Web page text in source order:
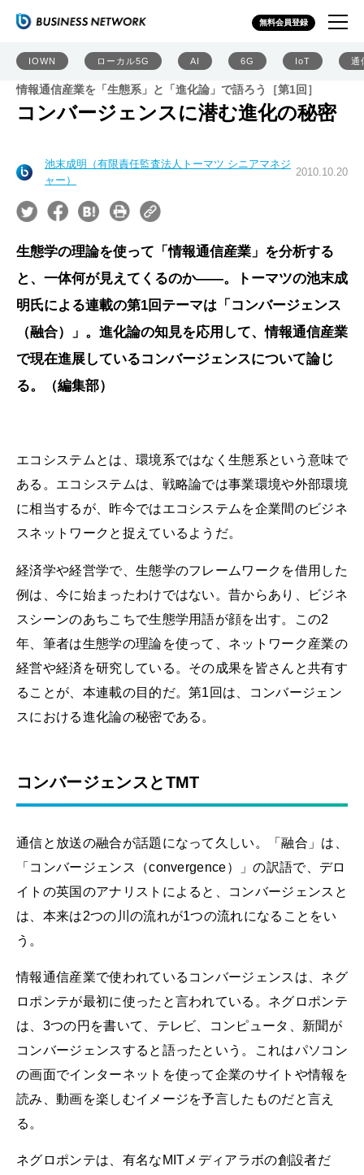
無料会員登録
IOWN ローカル5G AI 6G IoT 通
情報通信産業を「生態系」と「進化論」で語ろう［第1回］
コンバージェンスに潜む進化の秘密
池末成明（有限責任監査法人トーマツ シニアマネジ
ャー）
2010.10.20
生態学の理論を使って「情報通信産業」を分析する
と、一体何が見えてくるのか――。トーマツの池末成
明氏による連載の第1回テーマは「コンバージェンス
（融合）」。進化論の知見を応用して、情報通信産業
で現在進展しているコンバージェンスについて論じ
る。（編集部）
エコシステムとは、環境系ではなく生態系という意味で
ある。エコシステムは、戦略論では事業環境や外部環境
に相当するが、昨今ではエコシステムを企業間のビジネ
スネットワークと捉えているようだ。
経済学や経営学で、生態学のフレームワークを借用した
例は、今に始まったわけではない。昔からあり、ビジネ
スシーンのあちこちで生態学用語が顔を出す。この2
年、筆者は生態学の理論を使って、ネットワーク産業の
経営や経済を研究している。その成果を皆さんと共有す
ることが、本連載の目的だ。第1回は、コンバージェン
スにおける進化論の秘密である。
コンバージェンスとTMT
通信と放送の融合が話題になって久しい。「融合」は、
「コンバージェンス（convergence）」の訳語で、デロ
イトの英国のアナリストによると、コンバージェンスと
は、本来は2つの川の流れが1つの流れになることをい
う。
情報通信産業で使われているコンバージェンスは、ネグ
ロポンテが最初に使ったと言われている。ネグロポンテ
は、3つの円を書いて、テレビ、コンピュータ、新聞が
コンバージェンスすると語ったという。これはパソコン
の画面でインターネットを使って企業のサイトや情報を
読み、動画を楽しむイメージを予言したものだと言え
る。
ネグロポンテは、有名なMITメディアラボの創設者だ